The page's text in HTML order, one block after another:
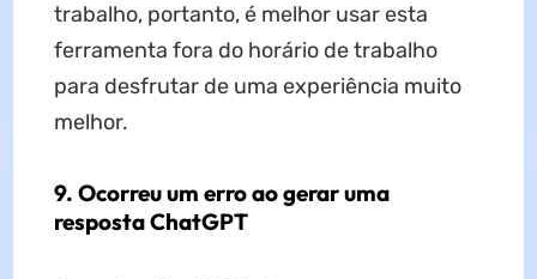
trabalho, portanto, é melhor usar esta
ferramenta fora do horário de trabalho
para desfrutar de uma experiência muito
melhor.
9. Ocorreu um erro ao gerar uma
resposta ChatGPT